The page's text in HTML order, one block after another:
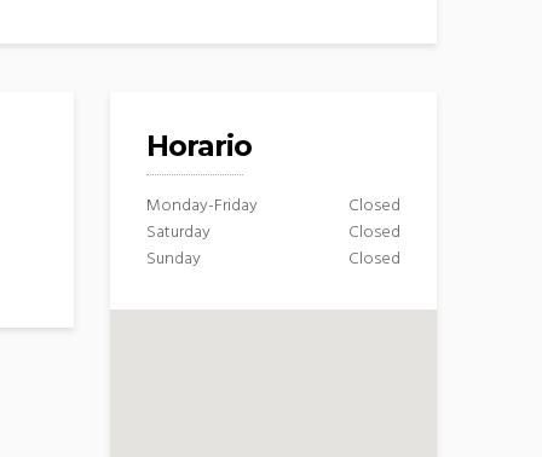
Horario
Monday-Friday
Closed
Saturday
Closed
Sunday
Closed